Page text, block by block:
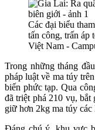
Các đại biểu
tấn công, trấn áp
Việt Nam -
Trong những tháng
pháp luật về ma túy
biến phức tạp. Qua
đã triệt phá 210 vụ,
giữ hơn 2kg ma túy các